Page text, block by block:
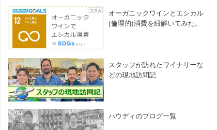
オーガニックワインとエシカル
(倫理的)消費を紐解いてみた。
スタッフが訪れたワイナリーな
どの現地訪問記
ハウディのブログ一覧